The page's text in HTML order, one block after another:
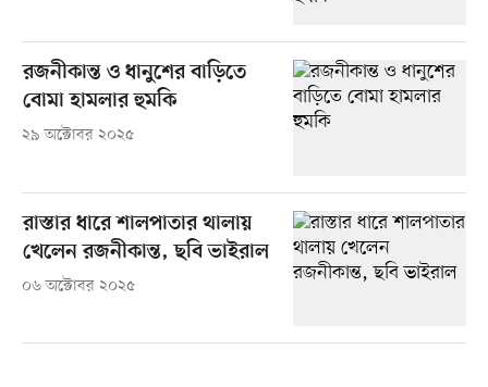
রজনীকান্ত ও ধানুশের বাড়িতে
বোমা হামলার হুমকি
২৯ অক্টোবর ২০২৫
রাস্তার ধারে শালপাতার থালায়
খেলেন রজনীকান্ত, ছবি ভাইরাল
০৬ অক্টোবর ২০২৫